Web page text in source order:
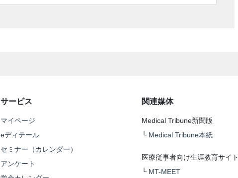
サービス
マイページ
eディテール
セミナー（カレンダー）
アンケート
関連媒体
Medical Tribune新聞版
└ Medical Tribune本紙
医療従事者向け生涯教育サイト
└ MT-MEET